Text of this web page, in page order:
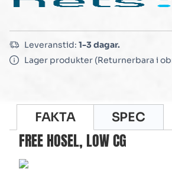
Leveranstid: 1-3 dagar.
Lager produkter (Returnerbara i
FAKTA SPEC
FREE HOSEL, LOW CG